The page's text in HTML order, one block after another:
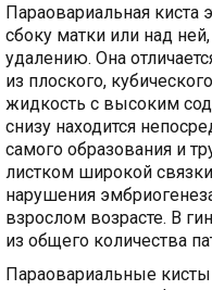
Параовариальная киста
сбоку матки или над
удалению. Она
из плоского,
жидкость с высоким
снизу находится
самого образования и
листком широкой
нарушения
взрослом возрасте. В
из общего количества
Параовариальные